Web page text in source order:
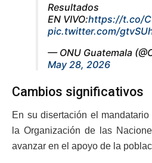
Resultados
EN VIVO:https://t.co/
pic.twitter.com/
— ONU Guatemala
May 28, 2026
Cambios significativos
En su disertación el
la Organización de las
avanzar en el apoyo de la